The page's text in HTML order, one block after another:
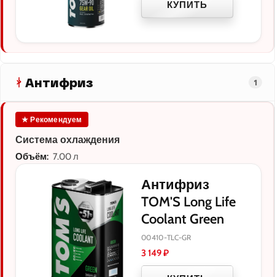
КУПИТЬ
Антифриз 1
★ Рекомендуем
Система охлаждения
Объём: 7.00 л
Антифриз
TOM'S Long Life
Coolant Green
00410-TLC-GR
3 149₽